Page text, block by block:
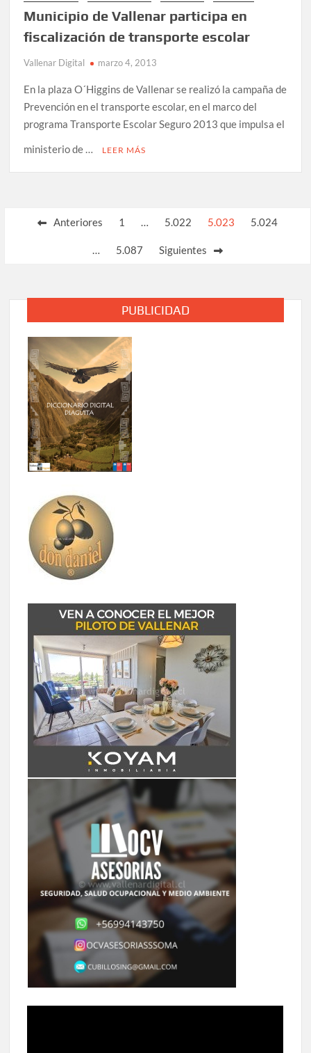
Municipio de Vallenar participa en
fiscalización de transporte escolar
Vallenar Digital marzo 4, 2013
En la plaza O´Higgins de Vallenar se realizó la campaña de
Prevención en el transporte escolar, en el marco del
programa Transporte Escolar Seguro 2013 que impulsa el
ministerio de …
LEER MÁS
Paginación
Anteriores 1 … 5.022 5.023 5.024
… 5.087 Siguientes
PUBLICIDAD